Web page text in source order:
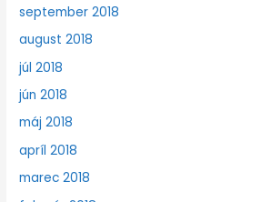
september 2018
august 2018
júl 2018
jún 2018
máj 2018
apríl 2018
marec 2018